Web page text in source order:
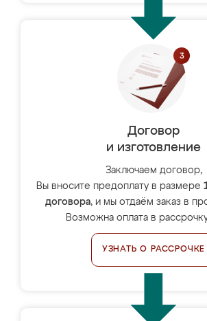
Договор
и изготовление
Заключаем договор,
Вы вносите предоплату в размере
договора, и мы отдаём заказ в
Возможна оплата в
УЗНАТЬ О РАССРОЧКЕ